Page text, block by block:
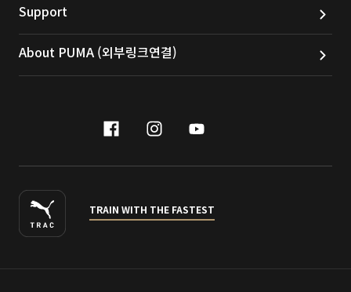
Support
About PUMA (외부링크연결)
facebook
instagram
youtube
TRAIN WITH THE FASTEST